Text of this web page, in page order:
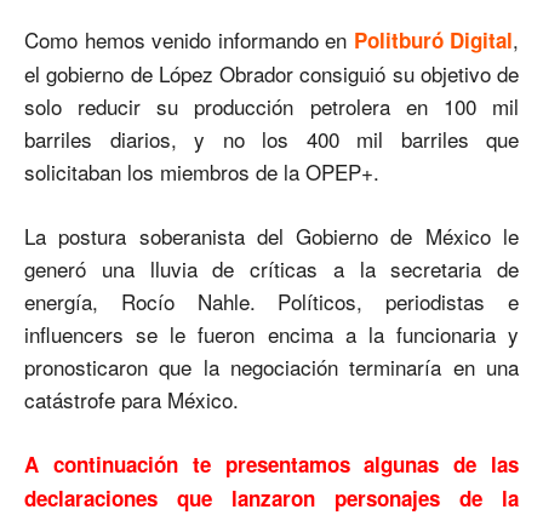
Como hemos venido informando en Politburó Digital,
el gobierno de López Obrador consiguió su objetivo de
solo reducir su producción petrolera en 100 mil
barriles diarios, y no los 400 mil barriles que
solicitaban los miembros de la OPEP+.
La postura soberanista del Gobierno de México le
generó una lluvia de críticas a la secretaria de
energía, Rocío Nahle. Políticos, periodistas e
influencers se le fueron encima a la funcionaria y
pronosticaron que la negociación terminaría en una
catástrofe para México.
A continuación te presentamos algunas de las
declaraciones que lanzaron personajes de la